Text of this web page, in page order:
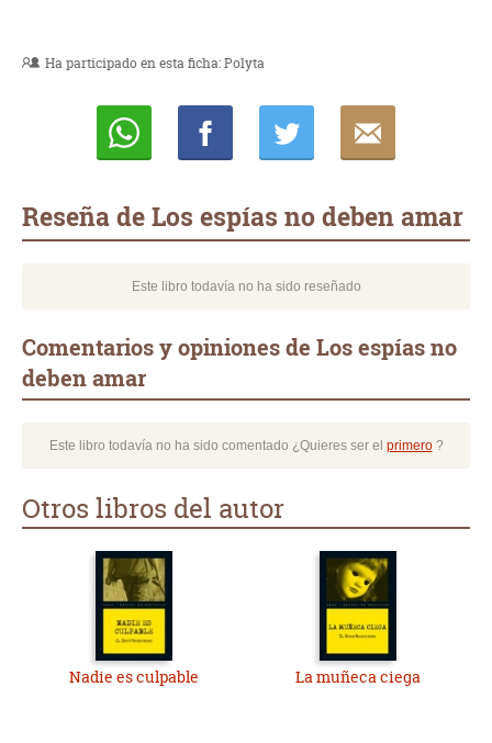
Ha participado en esta ficha:Polyta
Reseña de Los espías no deben amar
Este libro todavía no ha sido reseñado
Comentarios y opiniones de Los espías no
deben amar
Este libro todavía no ha sido comentado ¿Quieres ser el primero?
Otros libros del autor
Nadie es culpable La muñeca ciega